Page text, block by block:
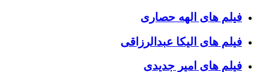
فیلم های الهه حصاری
فیلم های الیکا عبدالرزاقی
فیلم های امیر جدیدی